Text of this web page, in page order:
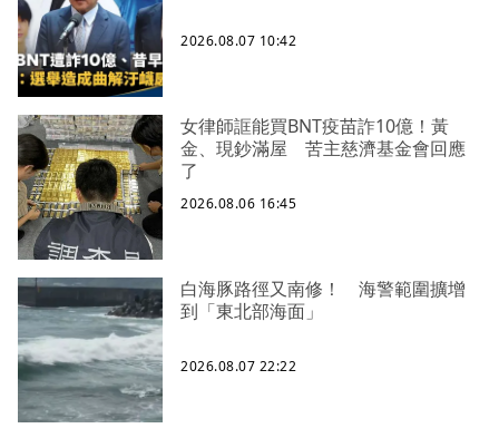
2026.08.07 10:42
女律師誆能買BNT疫苗詐10億！黃
金、現鈔滿屋 苦主慈濟基金會回應
了
2026.08.06 16:45
白海豚路徑又南修！ 海警範圍擴增
到「東北部海面」
2026.08.07 22:22